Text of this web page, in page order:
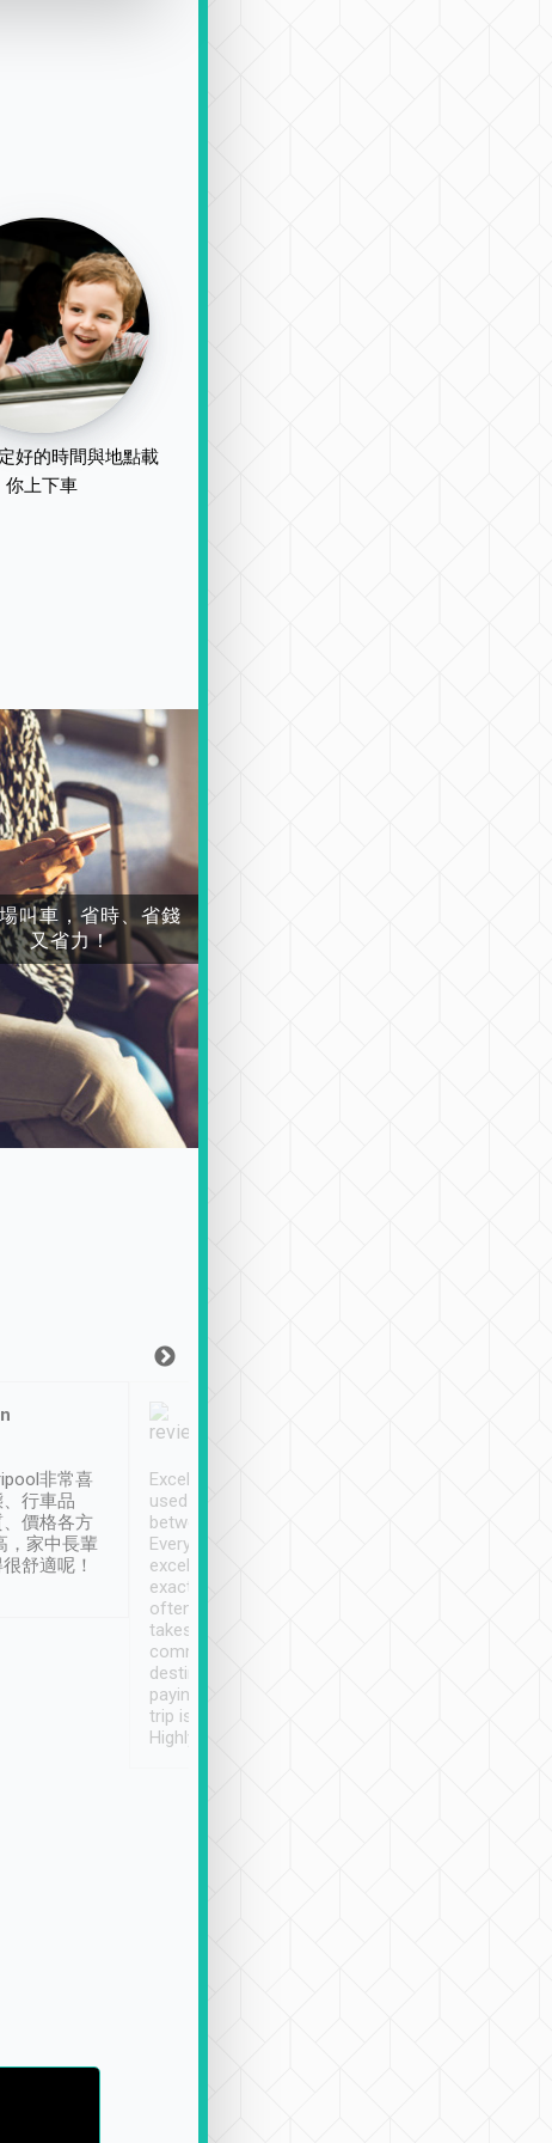
好的時間與地點載
你上下車
叫車，省時、省錢
又省力！
非常喜
行車品
價格各方
，家中長輩
舒適呢！
Excellent service. We have
used Tripool to travel
between cities in Taiwan.
Every driver has been
excellent and arrives
exactly on time. As there is
often limited English it
takes the difficulty out of
communicating the
destination details and
paying online prior to the
trip is very convenient.
Highly recommended